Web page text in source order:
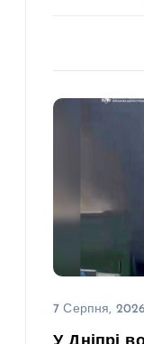
7 Серпня, 2026